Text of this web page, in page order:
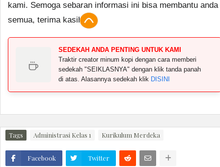
kami. Semoga sebaran informasi ini bisa membantu anda
semua, terima kasih.
SEDEKAH ANDA PENTING UNTUK KAMI
Traktir creator minum kopi dengan cara memberi
sedekah "SEIKLASNYA" dengan klik tanda panah
di atas. Alasannya sedekah klik DISINI
Tags Administrasi Kelas 1 Kurikulum Merdeka
Facebook Twitter